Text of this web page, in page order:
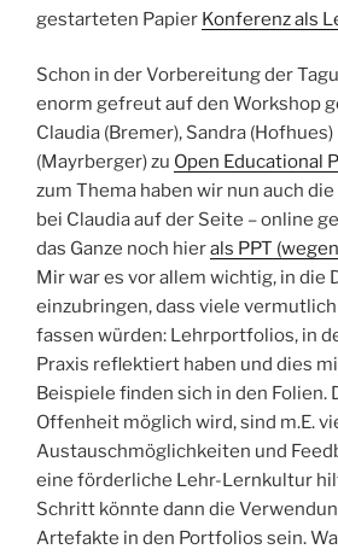
gestarteten Papier Konferenz als
Schon in der Vorbereitung der
enorm gefreut auf den Workshop
Claudia (Bremer), Sandra
(Mayrberger) zu Open Educational
zum Thema haben wir nun auch die
bei Claudia auf der Seite – online
das Ganze noch hierals PPT
Mir war es vor allem wichtig, in die
einzubringen, dass viele
fassen würden: Lehrportfolios, in
Praxis reflektiert haben und dies
Beispiele finden sich in den Folien.
Offenheit möglich wird, sind m.E.
Austauschmöglichkeiten und
eine förderliche Lehr-Lernkultur
Schritt könnte dann die
Artefakte in den Portfolios sein.